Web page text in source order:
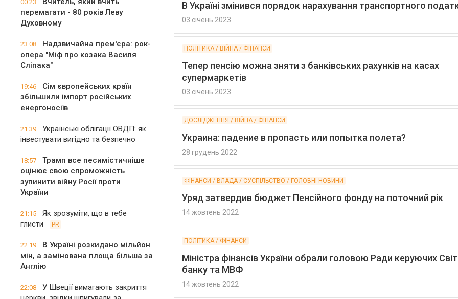
00:23
перемагати - 80 років Леву
Духовному
23:08
Надзвичайна прем'єра: рок-
опера "Міф про козака Василя
Сліпака"
19:46
Сім європейських країн
збільшили імпорт російських
енергоносіїв
21:39
Українські облігації ОВДП: як
інвестувати вигідно та безпечно
18:57
Трамп все песимістичніше
оцінює свою спроможність
зупинити війну Росії проти
України
21:15
Як зрозуміти, що в тебе
глисти
PR
22:19
В Україні розкидано мільйон
мін, а замінована площа більша за
Англію
22:08
У Швеції вимагають закриття
В Україні змінився порядок нарахування транспортного
03 січень 2023
ПОЛІТИКА / ВІЙНА / ФІНАНСИ
Тепер пенсію можна зняти з банківських рахунків на касах
супермаркетів
03 січень 2023
ДОСЛІДЖЕННЯ / ВІЙНА / ФІНАНСИ
Украина: падение в пропасть или попытка полета?
28 грудень 2022
ФІНАНСИ / ВЛАДА / СУСПІЛЬСТВО / ГОЛОВНІ НОВИНИ
Уряд затвердив бюджет Пенсійного фонду на поточний рік
14 жовтень 2022
ПОЛІТИКА / ФІНАНСИ
Міністра фінансів України обрали головою Ради керуючих
банку та МВФ
14 жовтень 2022